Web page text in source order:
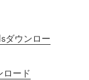
ウンロー
ロード